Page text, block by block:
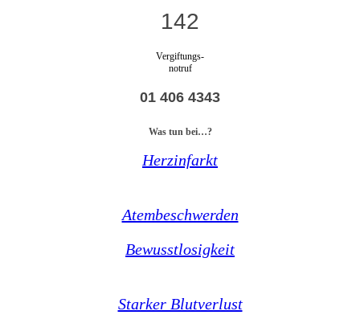
142
Vergiftungs-
notruf
01 406 4343
Was tun bei…?
Herzinfarkt
Atembeschwerden
Bewusstlosigkeit
Starker Blutverlust